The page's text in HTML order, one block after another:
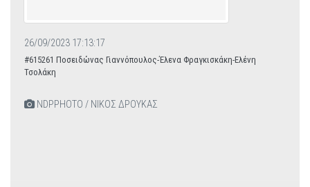
26/09/2023 17:13:17
#615261 Ποσειδώνας Γιαννόπουλος-Έλενα Φραγκισκάκη-Ελένη
Τσολάκη
NDPPHOTO / ΝΙΚΟΣ ΔΡΟΥΚΑΣ